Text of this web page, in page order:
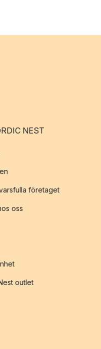
NEST
företaget
oss
outlet